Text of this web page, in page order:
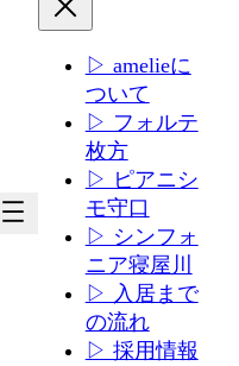
▷ amelieに
ついて
▷ フォルテ
枚方
▷ ピアニシ
モ守口
▷ シンフォ
ニア寝屋川
▷ 入居まで
の流れ
▷ 採用情報